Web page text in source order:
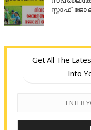
സ്റ്റാഫ്
Get All The
Into